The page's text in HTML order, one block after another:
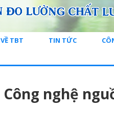
TBT TIN TỨC
nghệ